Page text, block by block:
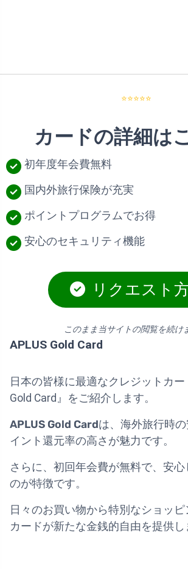
⭐⭐⭐⭐⭐
カードの詳細は
初年度年会費無料
国内外旅行保険が充実
ポイントプログラムでお得
安心のセキュリティ機能
リクエスト
このまま当サイトの閲覧を続け
APLUS Gold Card
日本の皆様に最適なクレジットカー
Gold Card』をご紹介します。
APLUS Gold Cardは、海外旅行時
イント還元率の高さが魅力です。
さらに、初回年会費が無料で、安
のが特徴です。
日々のお買い物から特別なショッ
カードが新たな金銭的自由を提供し